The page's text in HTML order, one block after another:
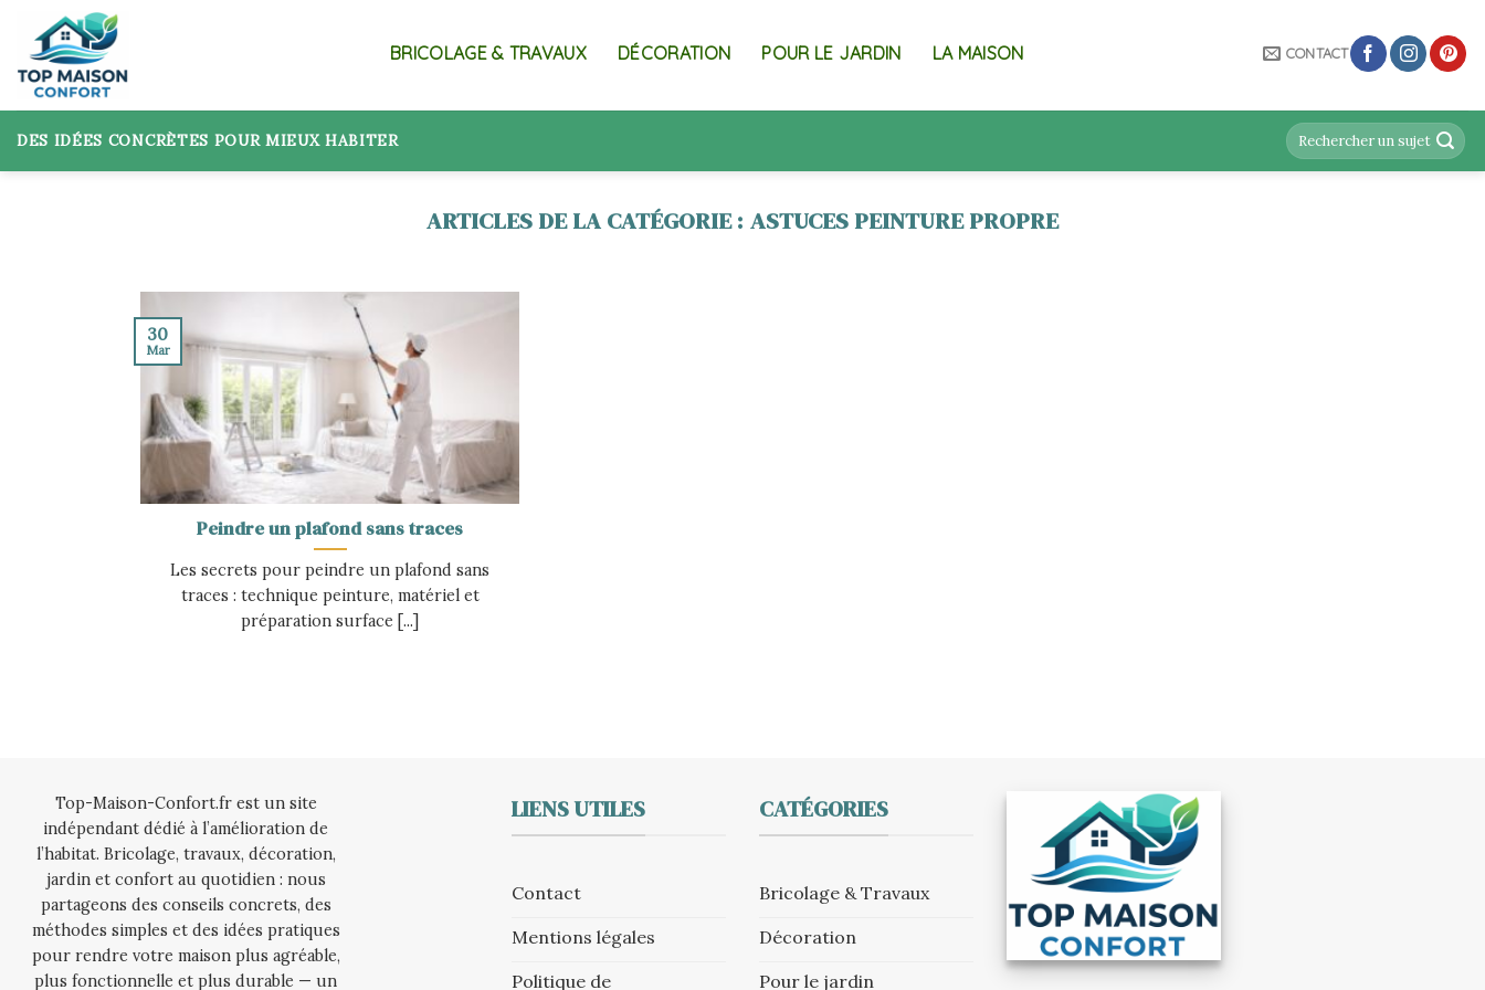
content
BRICOLAGE & TRAVAUX DÉCORATION POUR LE JARDIN LA MAISON CONTACT
DES IDÉES CONCRÈTES POUR MIEUX HABITER
ASTUCES PEINTURE PROPRE
Peindre un plafond sans traces
Les secrets pour peindre un plafond sans
traces : technique peinture, matériel et
préparation surface [...]
30
Mar
Top-Maison-Confort.fr est un site
indépendant dédié à l’amélioration de
l’habitat. Bricolage, travaux, décoration,
jardin et confort au quotidien : nous
partageons des conseils concrets, des
méthodes simples et des idées pratiques
pour rendre votre maison plus agréable,
plus fonctionnelle et plus durable — un
LIENS UTILES
Contact
Mentions légales
Politique de
CATÉGORIES
Bricolage & Travaux
Décoration
Pour le jardin